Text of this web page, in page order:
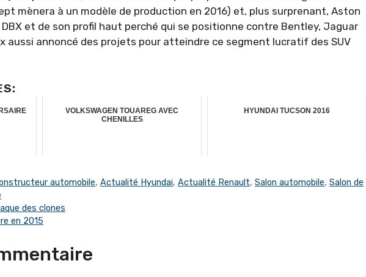
mènera à un modèle de production en 2016) et, plus surprenant, Aston
et de son profil haut perché qui se positionne contre Bentley, Jaguar
aussi annoncé des projets pour atteindre ce segment lucratif des SUV
VOLKSWAGEN TOUAREG AVEC
CHENILLES
HYUNDAI TUCSON 2016
automobile,Actualité Hyundai,Actualité Renault,Salon automobile,Salon de
des clones
en 2015